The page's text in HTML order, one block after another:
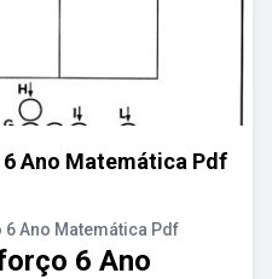
Ano Matemática Pdf
Ano Matemática Pdf
6 Ano